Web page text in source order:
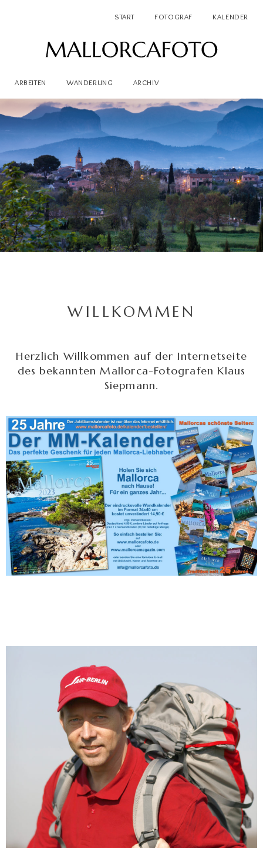
START FOTOGRAF KALENDER
ARBEITEN WANDERUNG ARCHIV
WILLKOMMEN
Herzlich Willkommen auf der Internetseite
des bekannten Mallorca-Fotografen Klaus
Siepmann.